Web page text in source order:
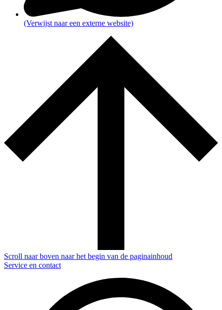
(Verwijst naar een externe website)
Scroll naar boven naar het begin van de paginainhoud
Service en contact